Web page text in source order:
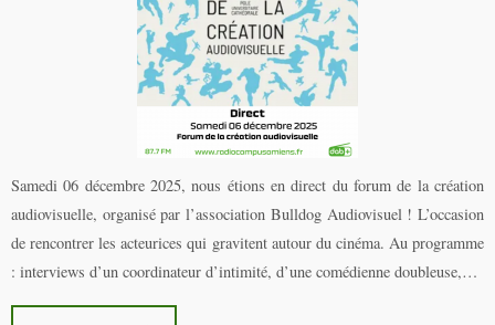
Samedi 06 décembre 2025, nous étions en direct du forum de la création
audiovisuelle, organisé par l’association Bulldog Audiovisuel ! L’occasion
de rencontrer les acteurices qui gravitent autour du cinéma. Au programme
: interviews d’un coordinateur d’intimité, d’une comédienne doubleuse,…